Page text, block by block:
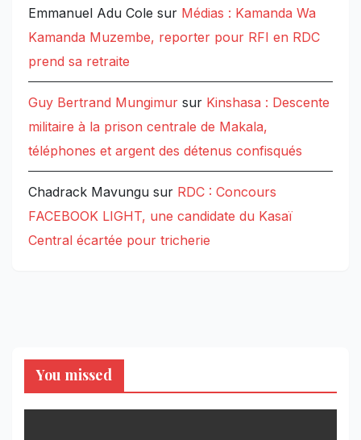
Emmanuel Adu Cole sur Médias : Kamanda Wa
Kamanda Muzembe, reporter pour RFI en RDC
prend sa retraite
Guy Bertrand Mungimur sur Kinshasa : Descente
militaire à la prison centrale de Makala,
téléphones et argent des détenus confisqués
Chadrack Mavungu sur RDC : Concours
FACEBOOK LIGHT, une candidate du Kasaï
Central écartée pour tricherie
You missed